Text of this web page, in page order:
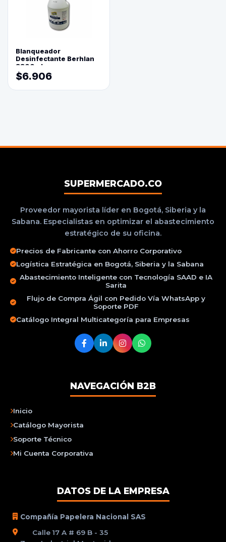
Blanqueador
Desinfectante Berhlan
3800ml
$6.906
SUPERMERCADO.CO
Proveedor mayorista líder en Bogotá, Siberia y la
Sabana. Especialistas en optimizar el abastecimiento
estratégico de su oficina.
Precios de Fabricante con Ahorro Corporativo
Logística Estratégica en Bogotá, Siberia y la Sabana
Abastecimiento Inteligente con Tecnología SAAD e IA
Sarita
Flujo de Compra Ágil con Pedido Vía WhatsApp y
Soporte PDF
Catálogo Integral Multicategoría para Empresas
NAVEGACIÓN B2B
Inicio
Catálogo Mayorista
Soporte Técnico
Mi Cuenta Corporativa
DATOS DE LA EMPRESA
Compañía Papelera Nacional SAS
Calle 17 A # 69 B - 35